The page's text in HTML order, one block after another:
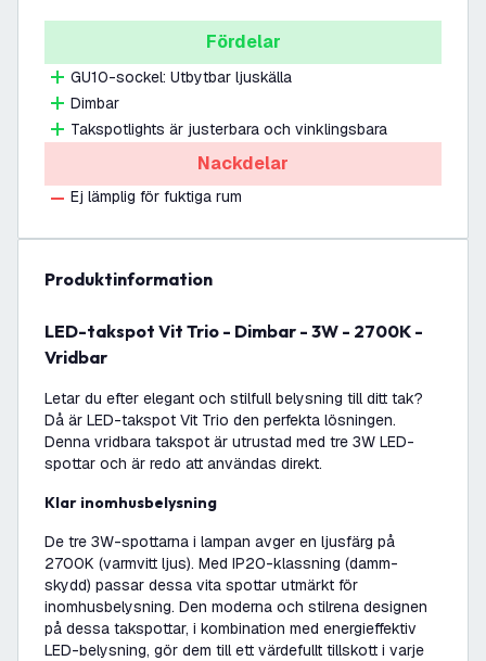
Fördelar
GU10-sockel: Utbytbar ljuskälla
Dimbar
Takspotlights är justerbara och vinklingsbara
Nackdelar
Ej lämplig för fuktiga rum
produktinformation
LED-takspot Vit Trio - Dimbar - 3W - 2700K -
Vridbar
Letar du efter elegant och stilfull belysning till ditt tak?
Då är LED-takspot Vit Trio den perfekta lösningen.
Denna vridbara takspot är utrustad med tre 3W LED-
spottar och är redo att användas direkt.
Klar inomhusbelysning
De tre 3W-spottarna i lampan avger en ljusfärg på
2700K (varmvitt ljus). Med IP20-klassning (damm-
skydd) passar dessa vita spottar utmärkt för
inomhusbelysning. Den moderna och stilrena designen
på dessa takspottar, i kombination med energieffektiv
LED-belysning, gör dem till ett värdefullt tillskott i varje